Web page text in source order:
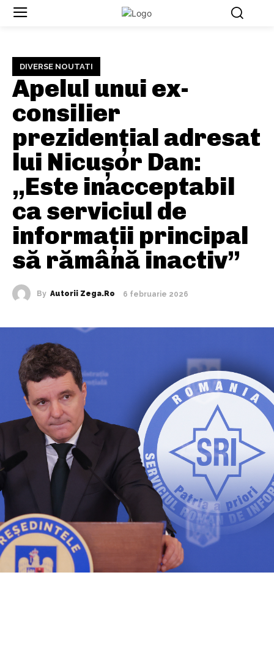
DIVERSE NOUTATI
Apelul unui ex-
consilier
prezidențial adresat
lui Nicușor Dan:
„Este inacceptabil
ca serviciul de
informații principal
să rămână inactiv”
By Autorii Zega.ro 6 februarie 2026